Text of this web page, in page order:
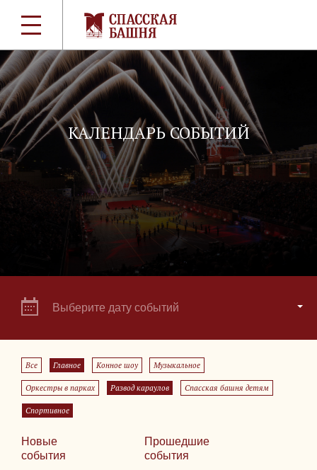
КАЛЕНДАРЬ СОБЫТИЙ
Выберите дату событий
Все Главное Конное шоу Музыкальное
Оркестры в парках Развод караулов Спасская башня детям
Спортивное
Новые
события
Прошедшие
события